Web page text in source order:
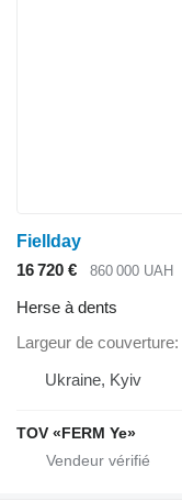
Fiellday
16 720 €
860 000 UAH
Herse à dents
Largeur de couverture
Ukraine, Kyiv
TOV «FERM Ye»